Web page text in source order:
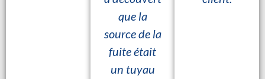
que la
source de la
fuite était
un tuyau